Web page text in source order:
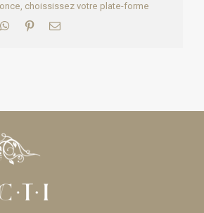
choississez votre plate-forme
WhatsApp
PinterestEmail